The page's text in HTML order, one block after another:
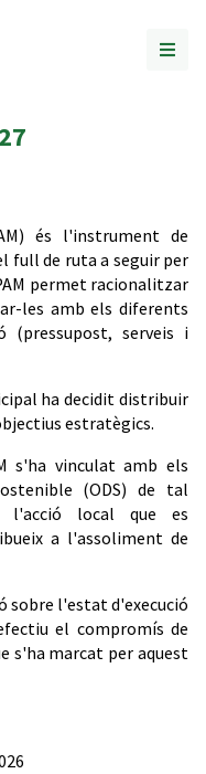
és l'instrument de
full de ruta a seguir per
permet racionalitzar
les amb els diferents
(pressupost, serveis i
ha decidit distribuir
estratègics.
s'ha vinculat amb els
(ODS) de tal
l'acció local que es
a l'assoliment de
sobre l'estat d'execució
el compromís de
s'ha marcat per aquest